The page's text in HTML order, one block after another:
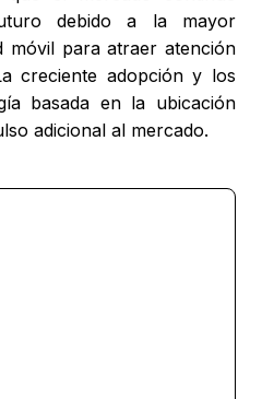
debido a la mayor
móvil para atraer atención
creciente adopción y los
basada en la ubicación
adicional al mercado.